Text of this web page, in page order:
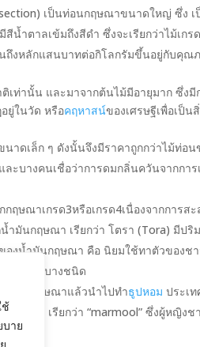
ช้
บาย
เป็นท่อนกฤษณาขนาดใหญ่ ซึ่ง
ำตาลเข้มถึงสีดำ ซึ่งจะเรียกว่าไม้เกร
ถึงหลักแสนบาทต่อกิโลกรัมขึ้นอยู่กับคุ
เท่านั้น และมาจากต้นไม้มีอายุมาก ซึ่ง
ยู่ในวัด หรือคฤหาสน์ของเศรษฐีเพื่อเป็น
าดเล็ก ๆ ดังนั้นจึงมีราคาถูกกว่าไม้ท่อ
ะบางคนเชื่อว่าการดมกลิ่นควันจากกา
ษณาเกรด3หรือเกรด4เนื่องจากการ
ำมันกฤษณา เรียกว่า โตรา (Tora) มีป
งน้ำมันกฤษณา คือ นิยมใช้ทาตัวของช
งสำอางบางชนิด
น้ำมันกฤษณาแล้วนำไปทำธูปหอม ประเ
นหอม เรียกว่า “marmool” ซึ่งผู้หญิงช